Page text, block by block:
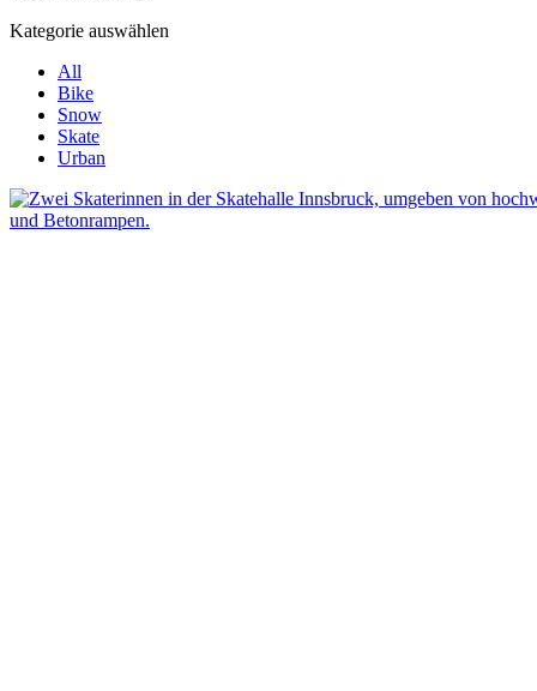
Kategorie auswählen
All
Bike
Snow
Skate
Urban